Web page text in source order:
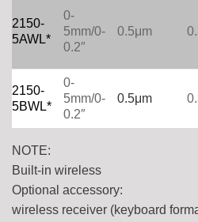
2150-
5AWL*
0-
5mm/0-
0.2″
0.5μm
2150-
5BWL*
0-
5mm/0-
0.2″
0.5μm
NOTE:
Built-in wireless
Optional accessory:
wireless receiver (keyboard